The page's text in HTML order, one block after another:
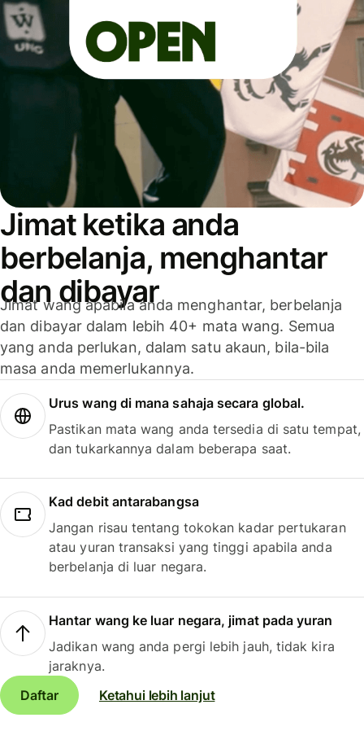
Jimat ketika anda
berbelanja, menghantar
dan dibayar
Jimat wang apabila anda menghantar, berbelanja
dan dibayar dalam lebih 40+ mata wang. Semua
yang anda perlukan, dalam satu akaun, bila-bila
masa anda memerlukannya.
Urus wang di mana sahaja secara global.
Pastikan mata wang anda tersedia di satu tempat,
dan tukarkannya dalam beberapa saat.
Kad debit antarabangsa
Jangan risau tentang tokokan kadar pertukaran
atau yuran transaksi yang tinggi apabila anda
berbelanja di luar negara.
Hantar wang ke luar negara, jimat pada yuran
Jadikan wang anda pergi lebih jauh, tidak kira
jaraknya.
Daftar
Ketahui lebih lanjut